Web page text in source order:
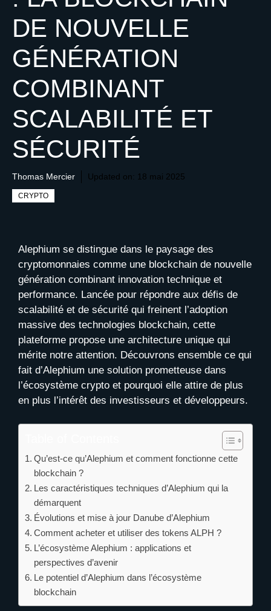
DE NOUVELLE
GÉNÉRATION
COMBINANT
SCALABILITÉ ET
SÉCURITÉ
Thomas Mercier Updated on: 18 mai 2025
CRYPTO
Alephium se distingue dans le paysage des
cryptomonnaies comme une blockchain de nouvelle
génération combinant innovation technique et
performance. Lancée pour répondre aux défis de
scalabilité et de sécurité qui freinent l’adoption
massive des technologies blockchain, cette
plateforme propose une architecture unique qui
mérite notre attention. Découvrons ensemble ce qui
fait d’Alephium une solution prometteuse dans
l’écosystème crypto et pourquoi elle attire de plus
en plus l’intérêt des investisseurs et développeurs.
Qu’est-ce qu’Alephium et comment fonctionne cette
blockchain ?
Les caractéristiques techniques d’Alephium qui la
démarquent
Évolutions et mise à jour Danube d’Alephium
Comment acheter et utiliser des tokens ALPH ?
L’écosystème Alephium : applications et
perspectives d’avenir
Le potentiel d’Alephium dans l’écosystème
blockchain